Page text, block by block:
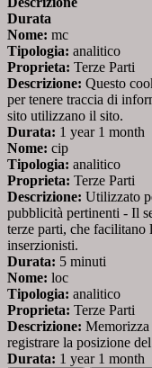
Durata
Nome: mc
Tipologia: analitico
Proprieta: Terze Parti
Descrizione: Questo
per tenere traccia di
sito utilizzano il sito.
Durata: 1 year 1 month
Nome: cip
Tipologia: analitico
Proprieta: Terze Parti
Descrizione: Utilizzato
pubblicità pertinenti - Il
terze parti, che facilitano
inserzionisti.
Durata: 5 minuti
Nome: loc
Tipologia: analitico
Proprieta: Terze Parti
Descrizione:
registrare la posizione
Durata: 1 year 1 month